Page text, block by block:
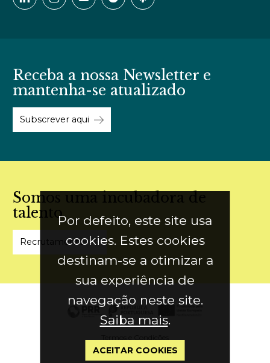
Receba a nossa Newsletter e
mantenha-se atualizado
Subscrever aqui
Somos uma incubadora de
talento
Recrutamento
Política de Privacidade
Por defeito, este site usa
cookies. Estes cookies
destinam-se a otimizar a
sua experiência de
navegação neste site.
Saiba mais.
ACEITAR COOKIES